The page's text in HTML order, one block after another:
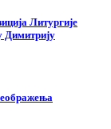
Литургије
Димитрију